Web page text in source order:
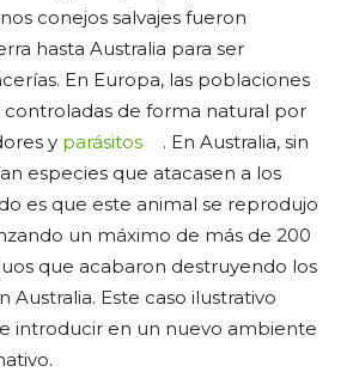
conejos salvajes fueron
hasta Australia para ser
En Europa, las poblaciones
de forma natural por
y parásitos
. En Australia, sin
especies que atacasen a los
es que este animal se reprodujo
un máximo de más de 200
que acabaron destruyendo los
Australia. Este caso ilustrativo
introducir en un nuevo ambiente